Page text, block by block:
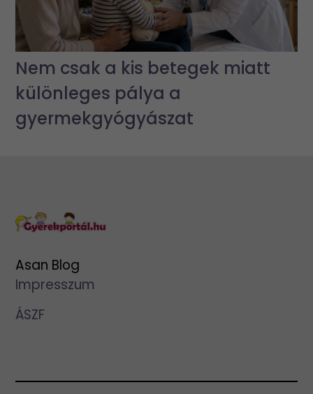
Nem csak a kis betegek miatt
különleges pálya a
gyermekgyógyászat
Asan Blog
Impresszum
ÁSZF